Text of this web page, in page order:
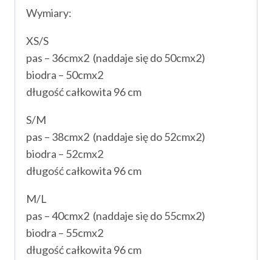
Wymiary:
XS/S
pas – 36cmx2 (naddaje się do 50cmx2)
biodra – 50cmx2
długość całkowita 96 cm
S/M
pas – 38cmx2 (naddaje się do 52cmx2)
biodra – 52cmx2
długość całkowita 96 cm
M/L
pas – 40cmx2 (naddaje się do 55cmx2)
biodra – 55cmx2
długość całkowita 96 cm